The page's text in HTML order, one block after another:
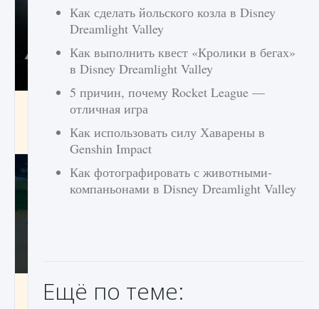
Все новые функции Ultimate Team в EA FC
9 августа 2024 1 297 0 0
Как включить чат в Fortnite
Как сделать йольского козла в Disney
Dreamlight Valley
Как выполнить квест «Кролики в бегах»
в Disney Dreamlight Valley
5 причин, почему Rocket League —
отличная игра
Как использовать силу Хаварены в
Genshin Impact
Как фотографировать с животными-
компаньонами в Disney Dreamlight Valley
Ещё по теме: